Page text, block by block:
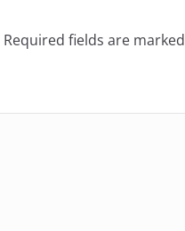
Required fields are marked